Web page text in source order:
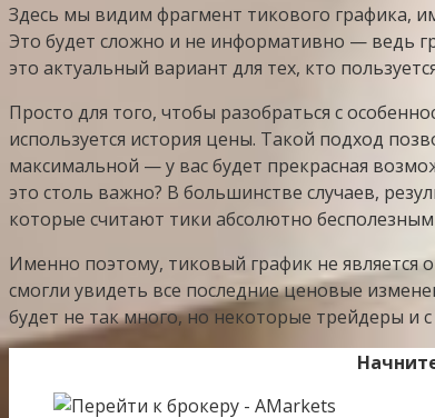
Здесь мы видим фрагмент тикового графика,
Это будет сложно и не информативно — ведь
это актуальный вариант для тех, кто
Просто для того, чтобы разобраться с
используется история цены. Такой подход
максимальной — у вас будет прекрасная
это столь важно? В большинстве случаев,
которые считают тики абсолютно
Именно поэтому, тиковый график не
смогли увидеть все последние ценовые
будет не так много, но некоторые трейдеры и с